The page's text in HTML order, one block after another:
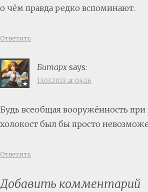
о чём правда редко вспоминают.
Ответить
Битарх says:
13.03.2023 at 04:26
Будь всеобщая вооружённость при
холокост был бы просто
Ответить
Добавить комментарий